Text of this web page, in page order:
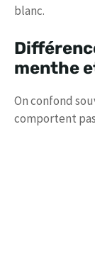
blanc.
menthe
On confond
comportent